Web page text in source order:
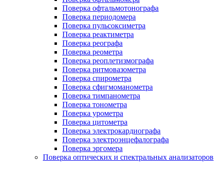
Поверка офтальмотонографа
Поверка периодомера
Поверка пульсоксиметра
Поверка реактиметра
Поверка реографа
Поверка реометра
Поверка реоплетизмографа
Поверка ритмовазометра
Поверка спирометра
Поверка сфигмоманометра
Поверка тимпанометра
Поверка тонометра
Поверка урометра
Поверка цитометра
Поверка электрокардиографа
Поверка электроэнцефалографа
Поверка эргомера
Поверка оптических и спектральных анализаторов